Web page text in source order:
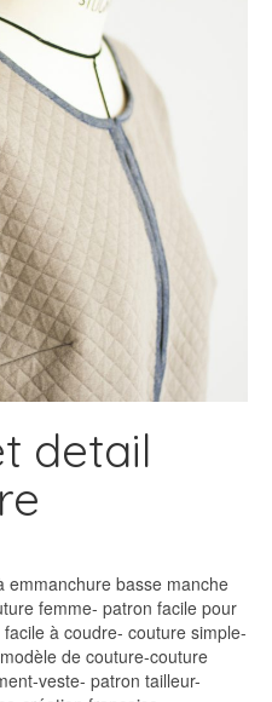
detail
emmanchure basse manche
femme- patron facile pour
à coudre- couture simple-
de couture-couture
veste- patron tailleur-